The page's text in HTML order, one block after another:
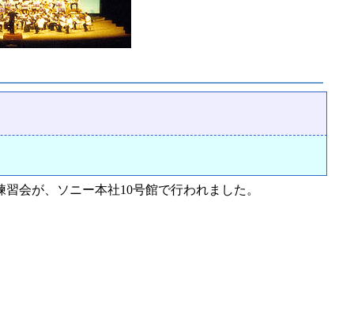
会が、ソニー本社10号館で行われました。